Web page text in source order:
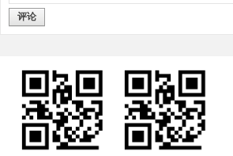
评论